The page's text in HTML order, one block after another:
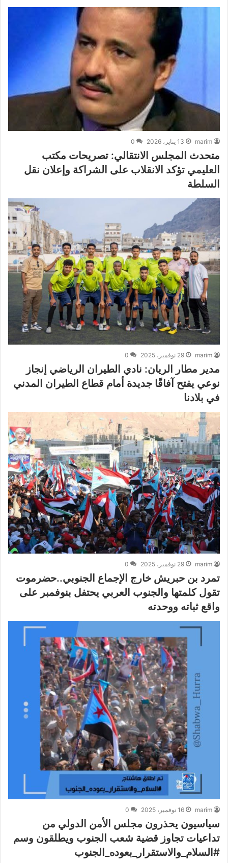
marim 13 يناير، 2026 0
متحدث المجلس الانتقالي: تصريحات مكتب
العليمي تؤكد الانقلاب على الشراكة وإعلان نقل
السلطة
marim 29 نوفمبر، 2025 0
مدير مطار الريان: نادي الطيران الرياضي إنجاز
نوعي يفتح آفاقًا جديدة أمام قطاع الطيران المدني
في بلادنا
marim 29 نوفمبر، 2025 0
تمرد بن حبريش خارج الإجماع الجنوبي..حضرموت
تقول كلمتها والجنوب العربي يحتفل بنوفمبر على
واقع ثباته ووحدته
marim 16 نوفمبر، 2025 0
سياسيون يحذرون مجلس الأمن الدولي من
تداعيات تجاوز قضية شعب الجنوب ويطلقون وسم
#السلام_والاستقرار_بعوده_الجنوب